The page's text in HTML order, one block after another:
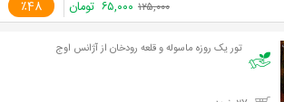
٪48 ۱۲۵,۰۰۰ ۶۵,۰۰۰ تومان
تور یک روزه ماسوله و قلعه رودخان از آژانس اوج